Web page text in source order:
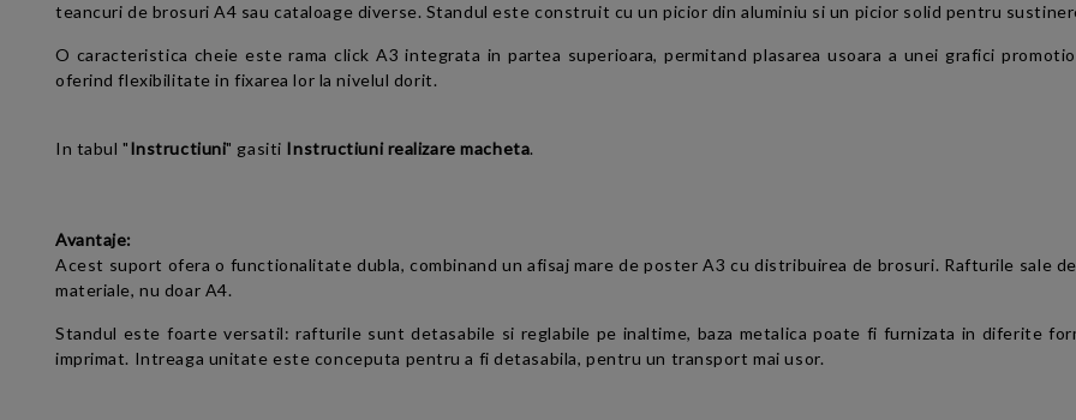
teancuri de brosuri A4 sau cataloage diverse. Standul este construit cu un picior din aluminiu si un picior solid pentru
O caracteristica cheie este rama click A3 integrata in partea superioara, permitand plasarea usoara a unei grafici
oferind flexibilitate in fixarea lor la nivelul dorit.
In tabul "Instructiuni" gasiti Instructiuni realizare macheta.
Avantaje:
Acest suport ofera o functionalitate dubla, combinand un afisaj mare de poster A3 cu distribuirea de brosuri. Rafturile sale
materiale, nu doar A4.
Standul este foarte versatil: rafturile sunt detasabile si reglabile pe inaltime, baza metalica poate fi furnizata in diferite
imprimat. Intreaga unitate este conceputa pentru a fi detasabila, pentru un transport mai usor.